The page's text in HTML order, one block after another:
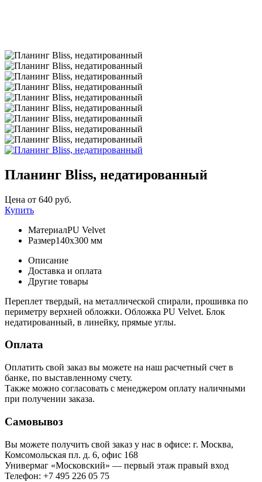
Планинг Bliss, недатированный
Цена от 640 руб.
Купить
МатериалPU Velvet
Размер140х300 мм
Описание
Доставка и оплата
Другие товары
Переплет твердый, на металлической спирали, прошивка по
периметру верхней обложки. Обложка PU Velvet. Блок
недатированный, в линейку, прямые углы.
Оплата
Оплатить свой заказ вы можете на наш расчетный счет в
банке, по выставленному счету.
Также можно согласовать с менеджером оплату наличными
при получении заказа.
Самовывоз
Вы можете получить свой заказ у нас в офисе: г. Москва,
Комсомольская пл. д. 6, офис 168
Универмаг «Московский» — первый этаж правый вход
Телефон: +7 495 226 05 75